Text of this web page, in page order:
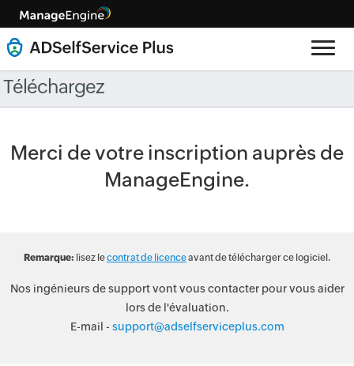
Téléchargez
Merci de votre inscription auprès de
ManageEngine.
Remarque: lisez lecontrat de licenceavant de télécharger ce logiciel.
Nos ingénieurs de support vont vous contacter pour vous aider
lors de l'évaluation.
E-mail - support@adselfserviceplus.com